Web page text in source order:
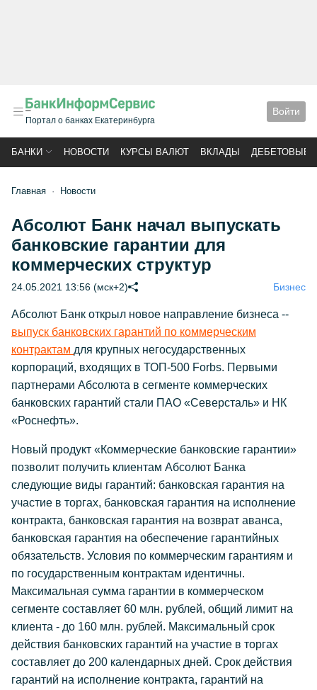
Портал о банках Екатеринбурга
Войти
БАНКИ НОВОСТИ КУРСЫ ВАЛЮТ ВКЛАДЫ ДЕБЕТОВЫЕ
Главная Новости
Абсолют Банк начал выпускать
банковские гарантии для
коммерческих структур
24.05.2021 13:56 (мск+2) Бизнес
Абсолют Банк открыл новое направление бизнеса --
выпуск банковских гарантий по коммерческим
контрактам для крупных негосударственных
корпораций, входящих в ТОП-500 Forbs. Первыми
партнерами Абсолюта в сегменте коммерческих
банковских гарантий стали ПАО «Северсталь» и НК
«Роснефть».
Новый продукт «Коммерческие банковские гарантии»
позволит получить клиентам Абсолют Банка
следующие виды гарантий: банковская гарантия на
участие в торгах, банковская гарантия на исполнение
контракта, банковская гарантия на возврат аванса,
банковская гарантия на обеспечение гарантийных
обязательств. Условия по коммерческим гарантиям и
по государственным контрактам идентичны.
Максимальная сумма гарантии в коммерческом
сегменте составляет 60 млн. рублей, общий лимит на
клиента - до 160 млн. рублей. Максимальный срок
действия банковских гарантий на участие в торгах
составляет до 200 календарных дней. Срок действия
гарантий на исполнение контракта, гарантий на